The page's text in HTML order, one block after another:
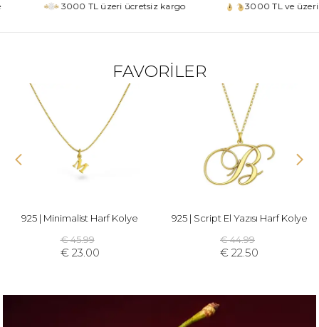
3000 TL üzeri ücretsiz kargo 3000 TL ve üzeri
FAVORİLER
925 | Minimalist Harf Kolye
€ 45.99
€ 23.00
925 | Script El Yazısı Harf Kolye
€ 44.99
€ 22.50